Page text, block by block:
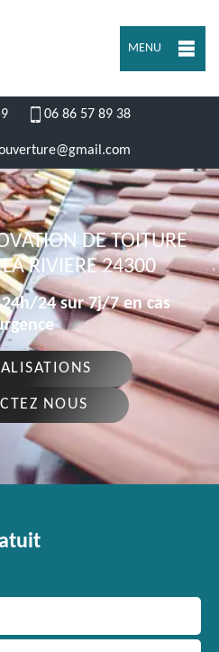
MENU
06 86 57 89 38
DE TOITURE
RIVIERE 24300
24 sur 7j/7 en cas
NOUS